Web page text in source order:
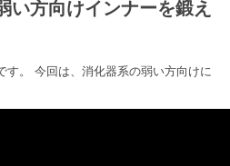
い方向けインナーを鍛え
す。 今回は、消化器系の弱い方向けに